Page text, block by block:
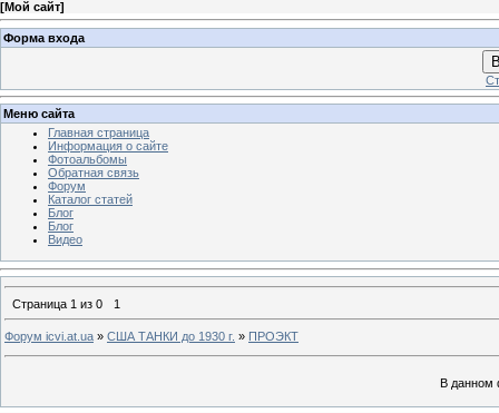
[Мой сайт]
Форма входа
Меню сайта
Главная страница
Информация о сайте
Фотоальбомы
Обратная связь
Форум
Каталог статей
Блог
Блог
Видео
Страница 1 из 0 1
Форум icvi.at.ua » США ТАНКИ до 1930 г. » ПРОЭКТ
В данном